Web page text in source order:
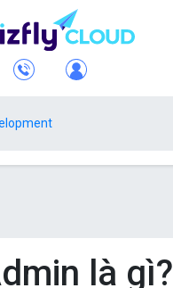
là gì?